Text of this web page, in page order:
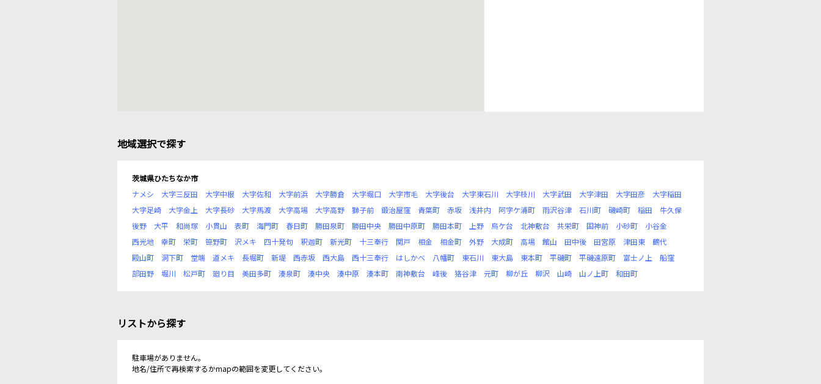
地域選択で探す
茨城県ひたちなか市
ナメシ
大字三反田 大字中根 大字佐和 大字前浜 大字勝倉 大字堀口 大字市毛 大字後台 大字東石川 大字枝川 大字武田 大字津田 大字田彦
大字稲田
大字足崎
大字金上 大字長砂 大字馬渡 大字高場 大字高野 獅子前 鍛治屋窪 青葉町 赤坂 浅井内 阿字ケ浦町 雨沢谷津 石川町 磯崎町 稲田
牛久保
後野
大平 和尚塚 小貫山 表町 海門町 春日町 勝田泉町 勝田中央 勝田中原町 勝田本町 上野 烏ケ台 北神敷台 共栄町 国神前 小砂町
小谷金
西光地
幸町 栄町 笹野町 沢メキ 四十発句 釈迦町 新光町 十三奉行 関戸 相金 相金町 外野 大成町 高場 館山 田中後 田宮原 津田東
鶴代
殿山町
洞下町 堂端 道メキ 長堀町 新堤 西赤坂 西大島 西十三奉行 はしかべ 八幡町 東石川 東大島 東本町 平磯町 平磯遠原町 富士ノ上
船窪
部田野
堀川 松戸町 廻り目 美田多町 湊泉町 湊中央 湊中原 湊本町 南神敷台 峰後 狢谷津 元町 柳が丘 柳沢 山崎 山ノ上町 和田町
リストから探す
駐車場がありません。
地名/住所で再検索するかmapの範囲を変更してください。